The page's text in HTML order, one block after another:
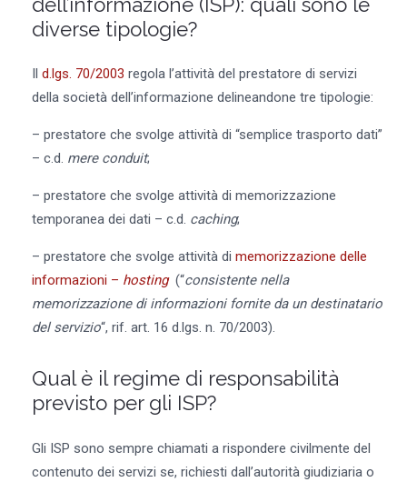
diverse tipologie?
Il d.lgs. 70/2003 regola l’attività del prestatore di servizi
della società dell’informazione delineandone tre tipologie:
– prestatore che svolge attività di “semplice trasporto dati”
– c.d. mere conduit;
– prestatore che svolge attività di memorizzazione
temporanea dei dati – c.d. caching;
– prestatore che svolge attività di memorizzazione delle
informazioni – hosting(“consistente nella
memorizzazione di informazioni fornite da un destinatario
del servizio“, rif. art. 16 d.lgs. n. 70/2003).
Qual è il regime di responsabilità
previsto per gli ISP?
Gli ISP sono sempre chiamati a rispondere civilmente del
contenuto dei servizi se, richiesti dall’autorità giudiziaria o